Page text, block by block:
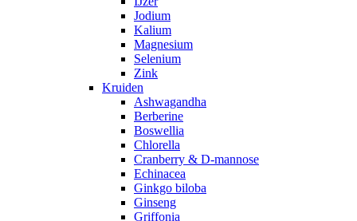
Jodium
Kalium
Magnesium
Selenium
Zink
Kruiden
Ashwagandha
Berberine
Boswellia
Chlorella
Cranberry & D-mannose
Echinacea
Ginkgo biloba
Ginseng
Griffonia